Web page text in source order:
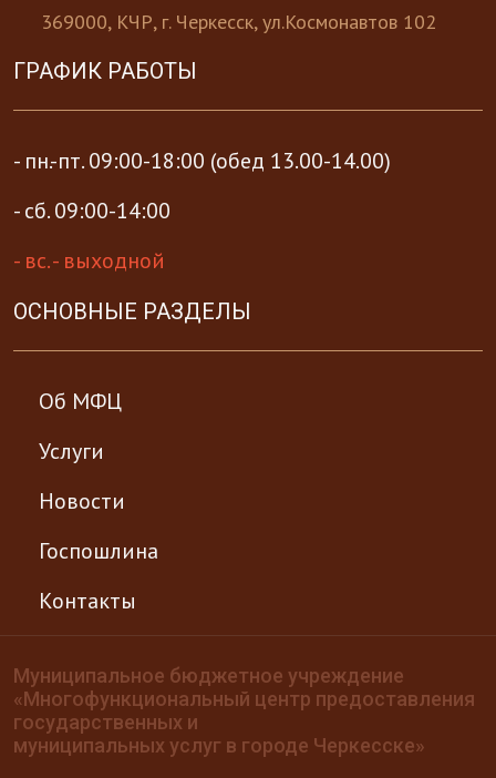
369000, КЧР, г. Черкесск, ул.Космонавтов 102
ГРАФИК РАБОТЫ
- пн.-пт. 09:00-18:00 (обед 13.00-14.00)
- сб. 09:00-14:00
- вс. - выходной
ОСНОВНЫЕ РАЗДЕЛЫ
Об МФЦ
Услуги
Новости
Госпошлина
Контакты
Муниципальное бюджетное учреждение
«Многофункциональный центр предоставления
государственных и
муниципальных услуг в городе Черкесске»